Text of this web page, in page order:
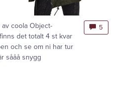
coola Object-
det totalt 4 st kvar
och se om ni har tur
sååå snygg
5